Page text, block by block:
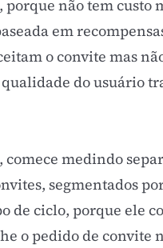
não tem custo
em
o convite mas
do usuário
medindo
segmentados
de ciclo, porque ele
o pedido de convite